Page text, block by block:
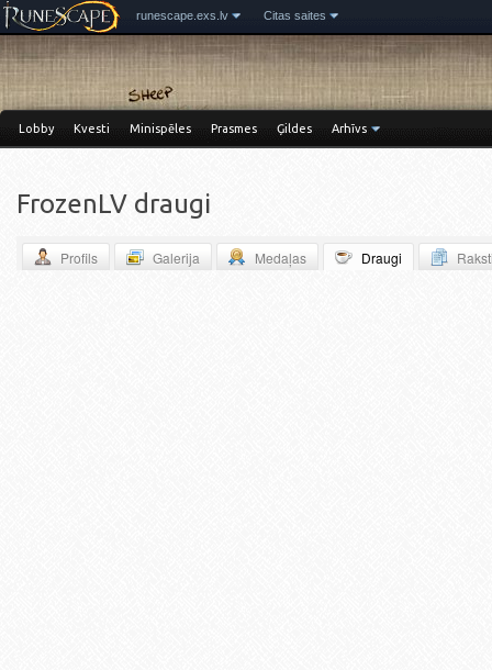
runescape.exs.lv Citas saites
Lobby Kvesti Minispēles Prasmes Ģildes Arhīvs
FrozenLV draugi
Profils Galerija Medaļas Draugi